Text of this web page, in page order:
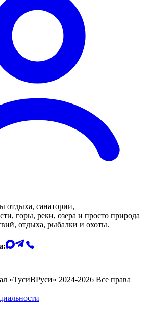
отдыха, санатории,
горы, реки, озера и просто природа
отдыха, рыбалки и охоты.
«ТусиВРуси» 2024-2026 Все права